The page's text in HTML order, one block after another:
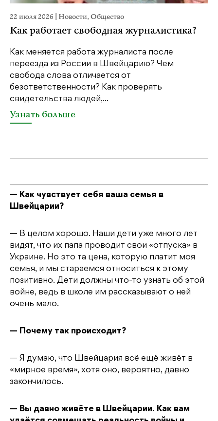
22 июля 2026 Новости,Общество
Как работает свободная журналистика?
Как меняется работа журналиста после
переезда из России в Швейцарию? Чем
свобода слова отличается от
безответственности? Как проверять
свидетельства людей,...
Узнать больше
— Как чувствует себя ваша семья в
Швейцарии?
— В целом хорошо. Наши дети уже много лет
видят, что их папа проводит свои «отпуска» в
Украине. Но это та цена, которую платит моя
семья, и мы стараемся относиться к этому
позитивно. Дети должны что-то узнать об этой
войне, ведь в школе им рассказывают о ней
очень мало.
— Почему так происходит?
— Я думаю, что Швейцария всё ещё живёт в
«мирное время», хотя оно, вероятно, давно
закончилось.
— Вы давно живёте в Швейцарии. Как вам